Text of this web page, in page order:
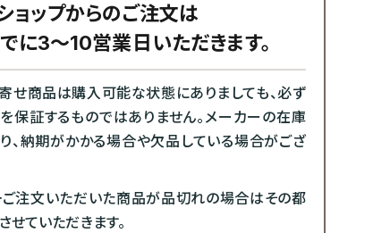
ョップからのご注文は
に3～10営業日いただきます。
せ商品は購入可能な状態にありましても、必ず
保証するものではありません。メーカーの在庫
、納期がかかる場合や欠品している場合がござ
注文いただいた商品が品切れの場合はその都
せていただきます。